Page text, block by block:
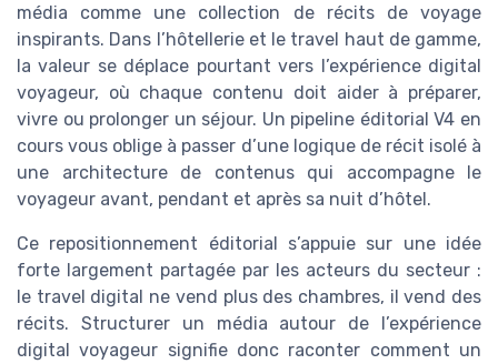
média comme une collection de récits de voyage
inspirants. Dans l’hôtellerie et le travel haut de gamme,
la valeur se déplace pourtant vers l’expérience digital
voyageur, où chaque contenu doit aider à préparer,
vivre ou prolonger un séjour. Un pipeline éditorial V4 en
cours vous oblige à passer d’une logique de récit isolé à
une architecture de contenus qui accompagne le
voyageur avant, pendant et après sa nuit d’hôtel.
Ce repositionnement éditorial s’appuie sur une idée
forte largement partagée par les acteurs du secteur :
le travel digital ne vend plus des chambres, il vend des
récits. Structurer un média autour de l’expérience
digital voyageur signifie donc raconter comment un